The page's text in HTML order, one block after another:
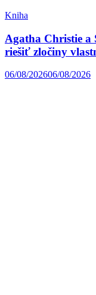
Kniha
Agatha Christie a
riešiť zločiny
06/08/202606/08/2026